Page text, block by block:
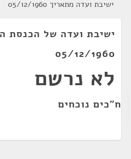
ישיבת ועדה מתאריך 05/12/1960
05/12/1960
לא נרשם
ח"כים נוכחים